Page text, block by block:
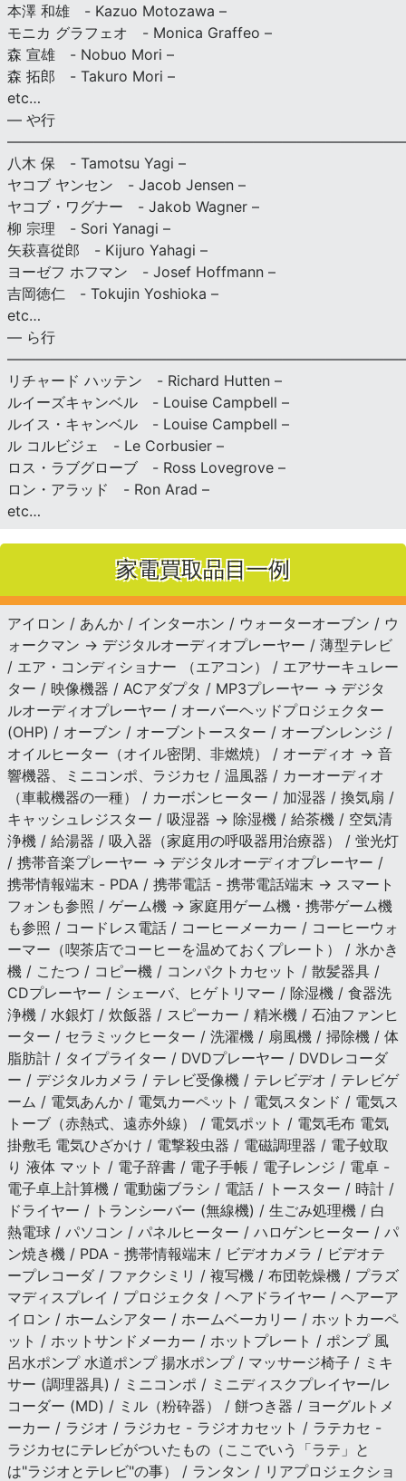
本澤 和雄 - Kazuo Motozawa –
モニカ グラフェオ - Monica Graffeo –
森 宣雄 - Nobuo Mori –
森 拓郎 - Takuro Mori –
etc…
— や行
八木 保 - Tamotsu Yagi –
ヤコブ ヤンセン - Jacob Jensen –
ヤコブ・ワグナー - Jakob Wagner –
柳 宗理 - Sori Yanagi –
矢萩喜從郎 - Kijuro Yahagi –
ヨーゼフ ホフマン - Josef Hoffmann –
吉岡徳仁 - Tokujin Yoshioka –
etc…
— ら行
リチャード ハッテン - Richard Hutten –
ルイーズキャンベル - Louise Campbell –
ルイス・キャンベル - Louise Campbell –
ル コルビジェ - Le Corbusier –
ロス・ラブグローブ - Ross Lovegrove –
ロン・アラッド - Ron Arad –
etc…
家電買取品目一例
アイロン / あんか / インターホン / ウォーターオーブン / ウ
ォークマン → デジタルオーディオプレーヤー / 薄型テレビ
/ エア・コンディショナー （エアコン） / エアサーキュレー
ター / 映像機器 / ACアダプタ / MP3プレーヤー → デジタ
ルオーディオプレーヤー / オーバーヘッドプロジェクター
(OHP) / オーブン / オーブントースター / オーブンレンジ /
オイルヒーター（オイル密閉、非燃焼） / オーディオ → 音
響機器、ミニコンポ、ラジカセ / 温風器 / カーオーディオ
（車載機器の一種） / カーボンヒーター / 加湿器 / 換気扇 /
キャッシュレジスター / 吸湿器 → 除湿機 / 給茶機 / 空気清
浄機 / 給湯器 / 吸入器（家庭用の呼吸器用治療器） / 蛍光灯
/ 携帯音楽プレーヤー → デジタルオーディオプレーヤー /
携帯情報端末 - PDA / 携帯電話 - 携帯電話端末 → スマート
フォンも参照 / ゲーム機 → 家庭用ゲーム機・携帯ゲーム機
も参照 / コードレス電話 / コーヒーメーカー / コーヒーウォ
ーマー（喫茶店でコーヒーを温めておくプレート） / 氷かき
機 / こたつ / コピー機 / コンパクトカセット / 散髪器具 /
CDプレーヤー / シェーバ、ヒゲトリマー / 除湿機 / 食器洗
浄機 / 水銀灯 / 炊飯器 / スピーカー / 精米機 / 石油ファンヒ
ーター / セラミックヒーター / 洗濯機 / 扇風機 / 掃除機 / 体
脂肪計 / タイプライター / DVDプレーヤー / DVDレコーダ
ー / デジタルカメラ / テレビ受像機 / テレビデオ / テレビゲ
ーム / 電気あんか / 電気カーペット / 電気スタンド / 電気ス
トーブ（赤熱式、遠赤外線） / 電気ポット / 電気毛布 電気
掛敷毛 電気ひざかけ / 電撃殺虫器 / 電磁調理器 / 電子蚊取
り 液体 マット / 電子辞書 / 電子手帳 / 電子レンジ / 電卓 -
電子卓上計算機 / 電動歯ブラシ / 電話 / トースター / 時計 /
ドライヤー / トランシーバー (無線機) / 生ごみ処理機 / 白
熱電球 / パソコン / パネルヒーター / ハロゲンヒーター / パ
ン焼き機 / PDA - 携帯情報端末 / ビデオカメラ / ビデオテ
ープレコーダ / ファクシミリ / 複写機 / 布団乾燥機 / プラズ
マディスプレイ / プロジェクタ / ヘアドライヤー / ヘアーア
イロン / ホームシアター / ホームベーカリー / ホットカーペ
ット / ホットサンドメーカー / ホットプレート / ポンプ 風
呂水ポンプ 水道ポンプ 揚水ポンプ / マッサージ椅子 / ミキ
サー (調理器具) / ミニコンポ / ミニディスクプレイヤー/レ
コーダー (MD) / ミル（粉砕器） / 餅つき器 / ヨーグルトメ
ーカー / ラジオ / ラジカセ - ラジオカセット / ラテカセ -
ラジカセにテレビがついたもの（ここでいう「ラテ」と
は"ラジオとテレビ"の事） / ランタン / リアプロジェクショ